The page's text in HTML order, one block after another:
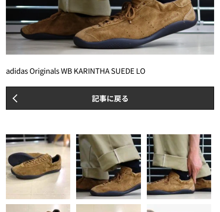
adidas Originals WB KARINTHA SUEDE LO
記事に戻る